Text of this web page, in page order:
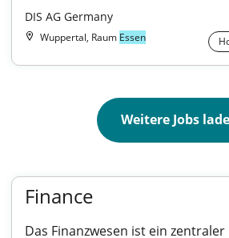
DIS AG Germany
Wuppertal, Raum Essen
Weitere Jobs
Finance
Das Finanzwesen ist ein